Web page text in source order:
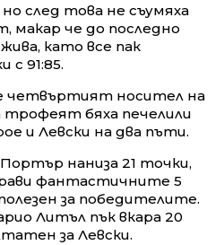
след това не съумяха
макар че до последно
като все пак
с 91:85.
четвъртият носител на
трофеят бяха печелили
и Левски на два пъти.
наниза 21 точки,
фантастичните 5
за победителите.
Литъл пък вкара 20
за Левски.